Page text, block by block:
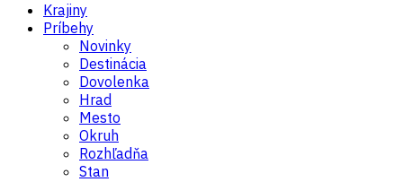
Krajiny
Príbehy
Novinky
Destinácia
Dovolenka
Hrad
Mesto
Okruh
Rozhľadňa
Stan